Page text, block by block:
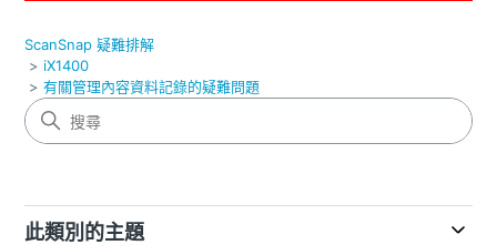
ScanSnap 疑難排解
iX1400
有關管理內容資料記錄的疑難問題
此類別的主題